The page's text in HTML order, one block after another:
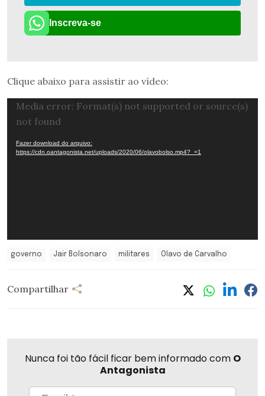
Inscreva-se
Clique abaixo para assistir ao vídeo:
Tocador
de
Media error: Format(s) not supported or source(s)
not found
Fazer download do arquivo:
https://cdn.oantagonista.net/uploads/2020/06/olavobolso.mp4?_=1
governo Jair Bolsonaro militares Olavo de Carvalho
Compartilhar
Nunca foi tão fácil ficar bem informado com O
Antagonista